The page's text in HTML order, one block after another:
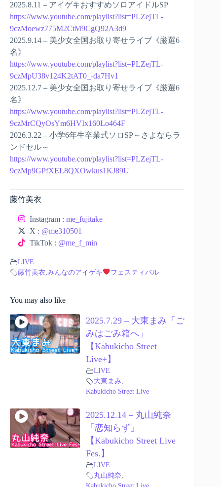
2025.8.11 – アイゲキおすすめソロアイドルSP
https://www.youtube.com/playlist?list=PLZejTL-
9czMoewz775M2CtM9CgQ92A3d9
2025.9.14 – 美少女全国お取り寄せライブ《厳選6
名》
https://www.youtube.com/playlist?list=PLZejTL-
9czMpU38v124K2tAT0_-da7Hv1
2025.12.7 – 美少女全国お取り寄せライブ《厳選6
名》
https://www.youtube.com/playlist?list=PLZejTL-
9czMrCQyOsYm6HVIx160Lo464F
2026.3.22 – 小学6年生卒業式ソロSP～さよならラ
ンドセル～
https://www.youtube.com/playlist?list=PLZejTL-
9czMp9GPfXEL8QXOwkus1KJ89U
藤竹美衣
Instagram : me_fujitake
X : @me310501
TikTok : @me_f_min
LIVE
藤竹美衣 みんなのアイゲキ フェスティバル
You may also like
2025.7.29 – 大東まみ「ご
みはごみ箱へ」
【Kabukicho Street
Live+】
LIVE
大東まみ
Kabukicho Street Live
2025.12.14 – 丸山純奈
「恋知らず」
【Kabukicho Street Live
Fes.】
LIVE
丸山純奈